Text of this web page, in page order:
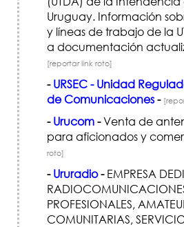
Uruguay. Información
y líneas de trabajo de la
a documentación
[reportar link roto]
- URSEC - Unidad
de Comunicaciones-
- Urucom-Venta de
para aficionados y
roto]
- Ururadio-EMPRESA
PROFESIONALES,
COMUNITARIAS,